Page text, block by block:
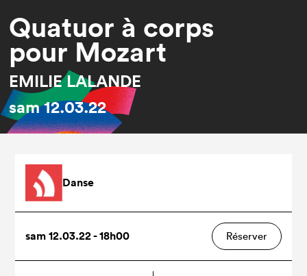
Quatuor à corps
pour Mozart
EMILIE LALANDE
sam12.03.22
Danse
sam 12.03.22 - 18h00 Réserver